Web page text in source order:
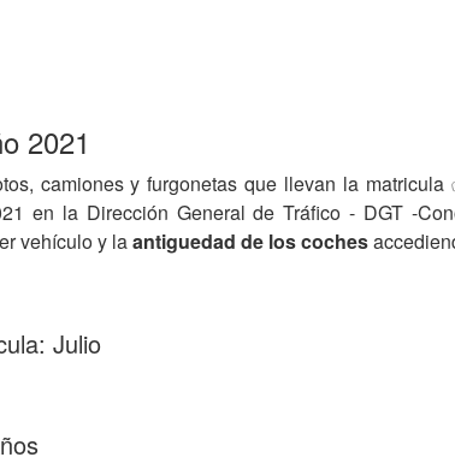
2021
camiones y furgonetas que llevan la
en la Dirección General de Tráfico - DGT -
vehículo y laantiguedad de los coches
Julio